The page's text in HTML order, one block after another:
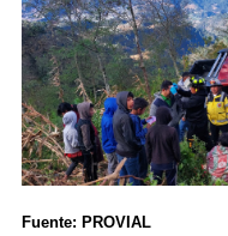
Fuente: PROVIAL